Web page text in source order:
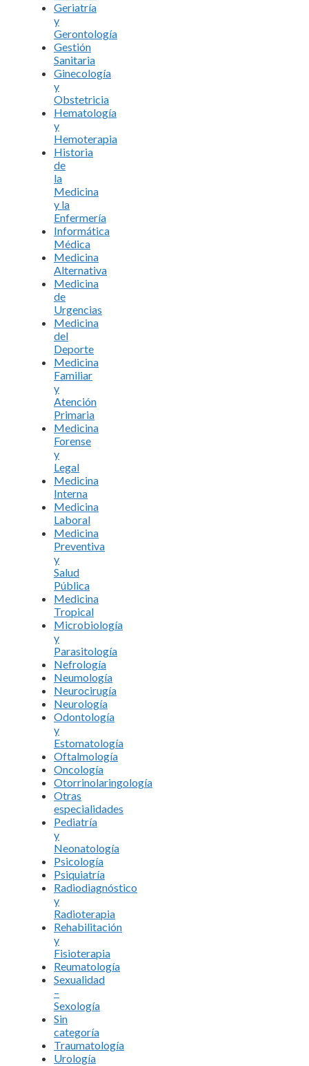
Geriatría
y
Gerontología
Gestión
Sanitaria
Ginecología
y
Obstetricia
Hematología
y
Hemoterapia
Historia
de
la
Medicina
y la
Enfermería
Informática
Médica
Medicina
Alternativa
Medicina
de
Urgencias
Medicina
del
Deporte
Medicina
Familiar
y
Atención
Primaria
Medicina
Forense
y
Legal
Medicina
Interna
Medicina
Laboral
Medicina
Preventiva
y
Salud
Pública
Medicina
Tropical
Microbiología
y
Parasitología
Nefrología
Neumología
Neurocirugía
Neurología
Odontología
y
Estomatología
Oftalmología
Oncología
Otorrinolaringología
Otras
especialidades
Pediatría
y
Neonatología
Psicología
Psiquiatría
Radiodiagnóstico
y
Radioterapia
Rehabilitación
y
Fisioterapia
Reumatología
Sexualidad
–
Sexología
Sin
categoría
Traumatología
Urología